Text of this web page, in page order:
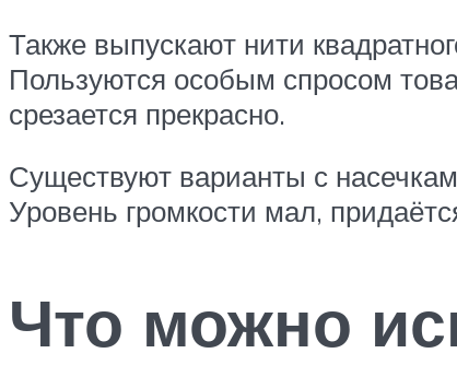
Также выпускают нити
Пользуются особым спросом
срезается прекрасно.
Существуют варианты с
Уровень громкости мал,
Что можно